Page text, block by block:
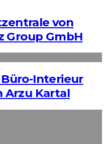
von
Group GmbH
Interieur
Arzu Kartal